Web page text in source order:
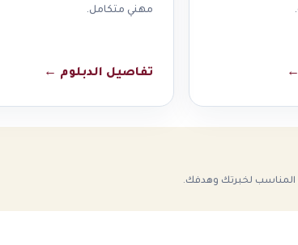
←
مهني متكامل.
تفاصيل الدبلوم ←
المناسب لخبرتك وهدفك.